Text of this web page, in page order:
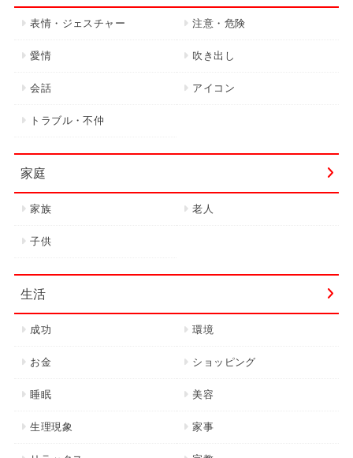
表情・ジェスチャー 注意・危険
愛情 吹き出し
会話 アイコン
トラブル・不仲
家庭
家族 老人
子供
生活
成功 環境
お金 ショッピング
睡眠 美容
生理現象 家事